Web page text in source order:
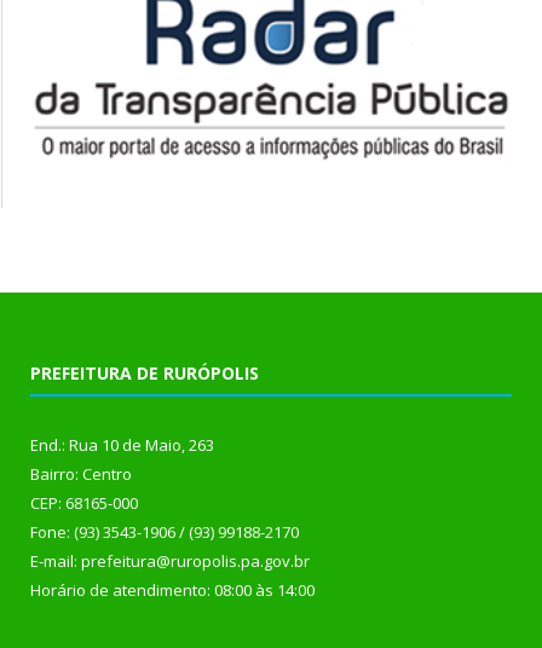
PREFEITURA DE RURÓPOLIS
End.: Rua 10 de Maio, 263
Bairro: Centro
CEP: 68165-000
Fone: (93) 3543-1906 / (93) 99188-2170
E-mail: prefeitura@ruropolis.pa.gov.br
Horário de atendimento: 08:00 às 14:00